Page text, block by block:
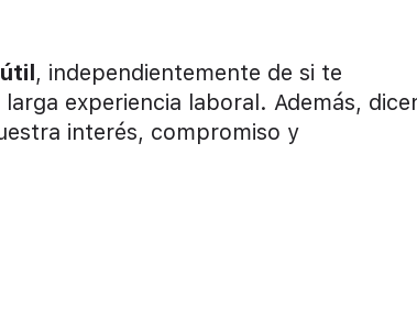
, independientemente de si te
experiencia laboral. Además,
interés, compromiso y